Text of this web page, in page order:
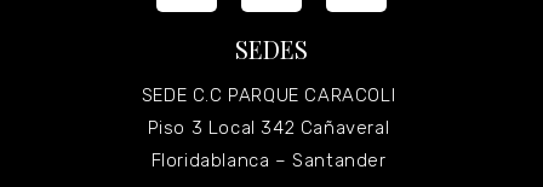
SEDES
SEDE C.C PARQUE CARACOLI
Piso 3 Local 342 Cañaveral
Floridablanca – Santander